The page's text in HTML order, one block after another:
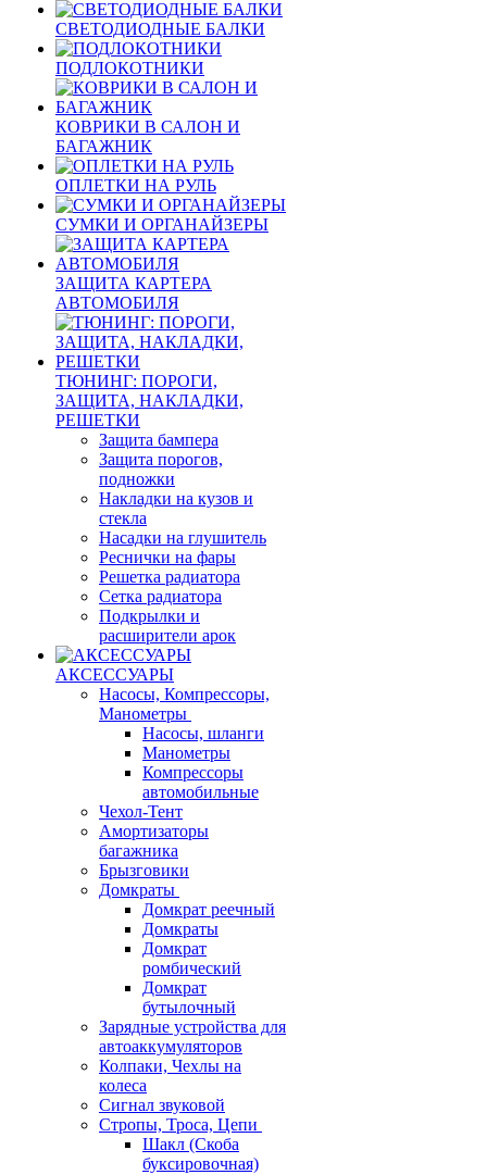
СВЕТОДИОДНЫЕ БАЛКИ
ПОДЛОКОТНИКИ
КОВРИКИ В САЛОН И
БАГАЖНИК
ОПЛЕТКИ НА РУЛЬ
СУМКИ И ОРГАНАЙЗЕРЫ
ЗАЩИТА КАРТЕРА
АВТОМОБИЛЯ
ТЮНИНГ: ПОРОГИ,
ЗАЩИТА, НАКЛАДКИ,
РЕШЕТКИ
Защита бампера
Защита порогов,
подножки
Накладки на кузов и
стекла
Насадки на глушитель
Реснички на фары
Решетка радиатора
Сетка радиатора
Подкрылки и
расширители арок
АКСЕССУАРЫ
Насосы, Компрессоры,
Манометры
Насосы, шланги
Манометры
Компрессоры
автомобильные
Чехол-Тент
Амортизаторы
багажника
Брызговики
Домкраты
Домкрат реечный
Домкраты
Домкрат
ромбический
Домкрат
бутылочный
Зарядные устройства для
автоаккумуляторов
Колпаки, Чехлы на
колеса
Сигнал звуковой
Стропы, Троса, Цепи
Шакл (Скоба
буксировочная)